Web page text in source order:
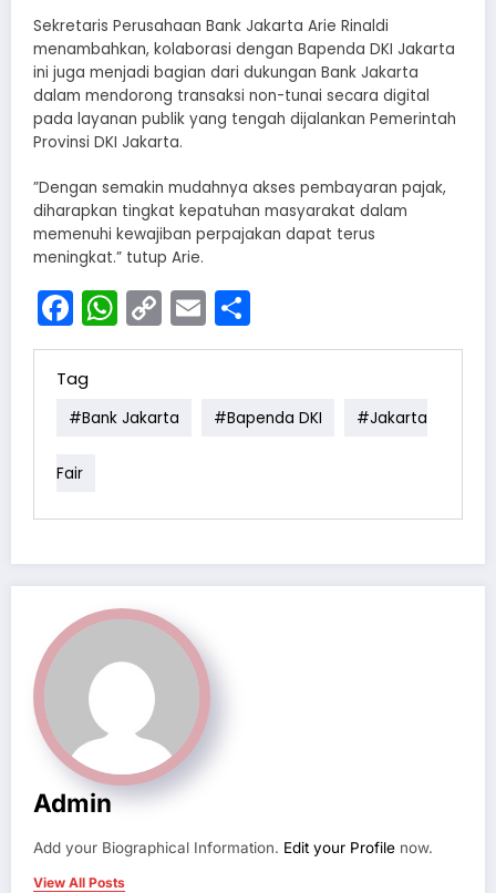
Sekretaris Perusahaan Bank Jakarta Arie Rinaldi
menambahkan, kolaborasi dengan Bapenda DKI Jakarta
ini juga menjadi bagian dari dukungan Bank Jakarta
dalam mendorong transaksi non-tunai secara digital
pada layanan publik yang tengah dijalankan Pemerintah
Provinsi DKI Jakarta.
”Dengan semakin mudahnya akses pembayaran pajak,
diharapkan tingkat kepatuhan masyarakat dalam
memenuhi kewajiban perpajakan dapat terus
meningkat.” tutup Arie.
Facebook
WhatsApp
Copy
Link
Email
Tag
#Bank Jakarta #Bapenda DKI #Jakarta
Fair
Admin
Add your Biographical Information. Edit your Profile now.
View All Posts